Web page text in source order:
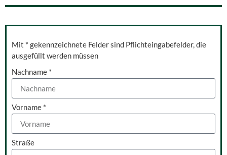
Mit * gekennzeichnete Felder sind Pflichteingabefelder, die
ausgefüllt werden müssen
Nachname *
Vorname *
Straße